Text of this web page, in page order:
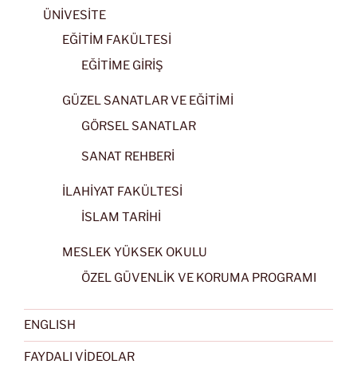
ÜNİVESİTE
EĞİTİM FAKÜLTESİ
EĞİTİME GİRİŞ
GÜZEL SANATLAR VE EĞİTİMİ
GÖRSEL SANATLAR
SANAT REHBERİ
İLAHİYAT FAKÜLTESİ
İSLAM TARİHİ
MESLEK YÜKSEK OKULU
ÖZEL GÜVENLİK VE KORUMA PROGRAMI
ENGLISH
FAYDALI VİDEOLAR